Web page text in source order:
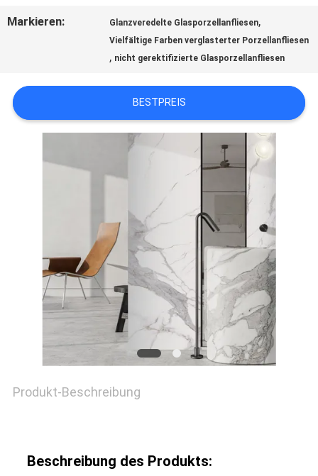
DATENSCHUTZRICHTLINIE
Markieren: Glanzveredelte Glasporzellanfliesen,
Vielfältige Farben verglasterter Porzellanfliesen
, nicht gerektifizierte Glasporzellanfliesen
BESTPREIS
Produkt-Beschreibung
Beschreibung des Produkts: